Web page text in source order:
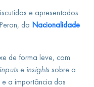
e apresentados
da Nacionalidade
de forma leve, com
inputs e insights sobre a
e a importância dos